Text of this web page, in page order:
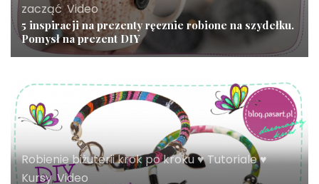
zacząć,Video
5 inspiracji na prezenty ręcznie robione na szydełku.
Pomysł na prezent DIY
Robienie biżuterii krok po kroku ♥ Tutoriale ♥
Kursy,Video